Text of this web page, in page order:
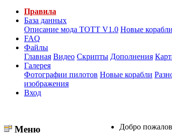
Правила
База данных
Описание мода ТОТТ V1.0 Новые корабли
FAQ
Файлы
Главная Видео Скрипты Дополнения
Галерея
Фотографии пилотов Новые корабли
изображения
Вход
Меню
Добро